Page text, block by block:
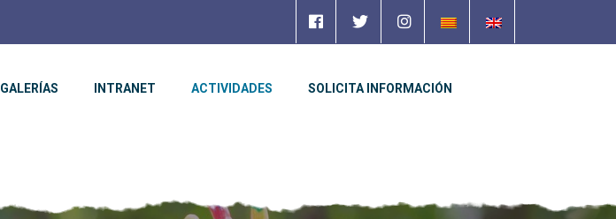
GALERÍAS INTRANET ACTIVIDADES SOLICITA INFORMACIÓN